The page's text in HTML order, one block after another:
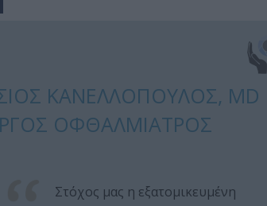
ΚΑΝΕΛΛΌΠΟΥΛΟΣ, MD
ΟΦΘΑΛΜΊΑΤΡΟΣ
Στόχος μας η εξατομικευμένη